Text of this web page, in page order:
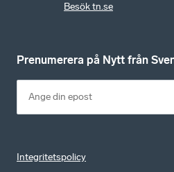
Besök tn.se
Prenumerera på Nytt från
Integritetspolicy